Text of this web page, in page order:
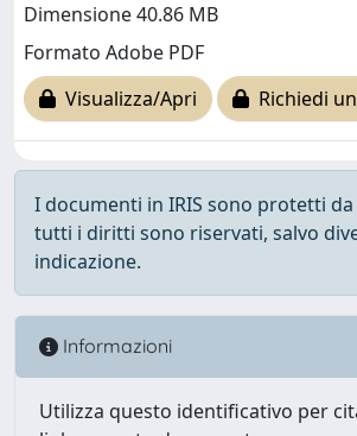
Dimensione 40.86 MB
Formato Adobe PDF
Visualizza/Apri
Richiedi
I documenti in IRIS sono protetti
tutti i diritti sono riservati, salvo
indicazione.
Informazioni
Utilizza questo identificativo per